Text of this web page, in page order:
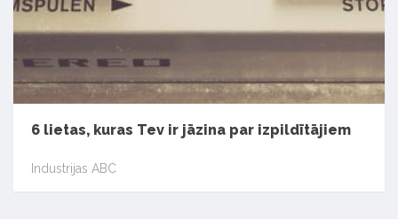
6 lietas, kuras Tev ir jāzina par izpildītājiem
Industrijas ABC